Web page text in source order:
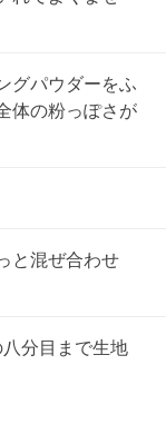
グパウダーをふ
体の粉っぽさが
と混ぜ合わせ
分目まで生地